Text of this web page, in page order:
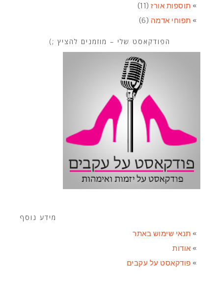
תוספות אורז(11)
תפוחי אדמה (6)
הפודקאסט שלי – מוזמנים להציץ ;)
מידע נוסף
תנאי שימוש באתר
אודות
פודקאסט על עקבים